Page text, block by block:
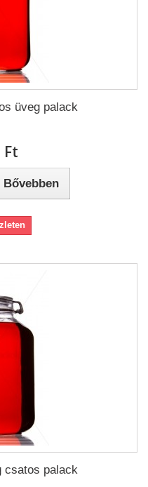
üveg palack
Ft‎
Bővebben
csatos palack